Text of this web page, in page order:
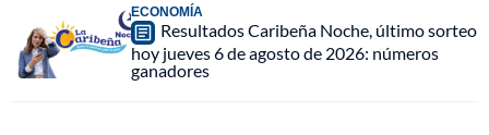
ECONOMÍA
Resultados Caribeña Noche, último sorteo
hoy jueves 6 de agosto de 2026: números
ganadores